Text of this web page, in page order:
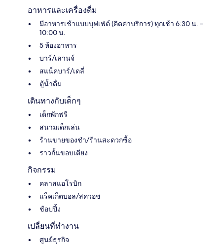
อาหารและเครื่องดื่ม
มีอาหารเช้าแบบบุฟเฟ่ต์ (คิดค่าบริการ) ทุกเช้า 6:30 น. –
10:00 น.
5 ห้องอาหาร
บาร์/เลานจ์
สแน็คบาร์/เดลี่
ตู้น้ำดื่ม
เดินทางกับเด็กๆ
เด็กพักฟรี
สนามเด็กเล่น
ร้านขายของชำ/ร้านสะดวกซื้อ
ราวกั้นขอบเตียง
กิจกรรม
คลาสแอโรบิก
แร็คเก็ตบอล/สควอช
ช้อปปิ้ง
เปลี่ยนที่ทำงาน
ศูนย์ธุรกิจ